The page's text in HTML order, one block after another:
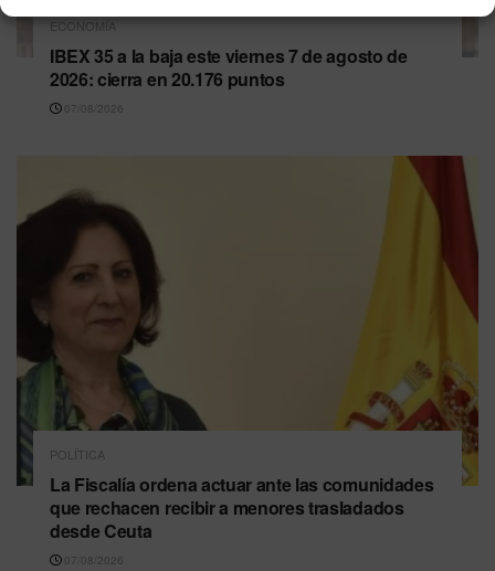
ECONOMÍA
IBEX 35 a la baja este viernes 7 de agosto de
2026: cierra en 20.176 puntos
07/08/2026
POLÍTICA
La Fiscalía ordena actuar ante las comunidades
que rechacen recibir a menores trasladados
desde Ceuta
07/08/2026